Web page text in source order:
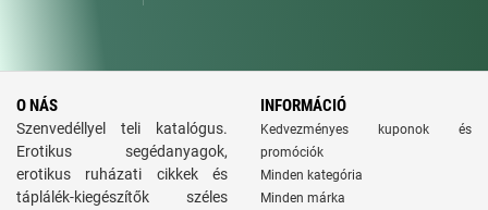
O NÁS
Szenvedéllyel teli katalógus.
Erotikus segédanyagok,
erotikus ruházati cikkek és
táplálék-kiegészítők széles
INFORMÁCIÓ
Kedvezményes kuponok és
promóciók
Minden kategória
Minden márka